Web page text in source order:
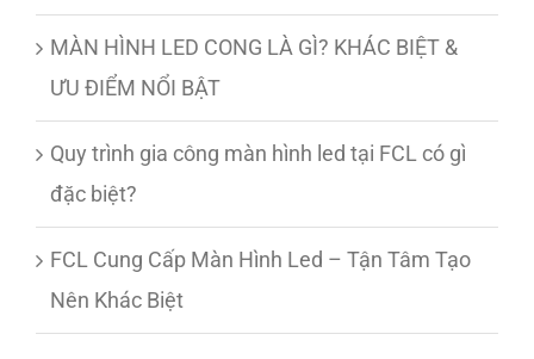
MÀN HÌNH LED CONG LÀ GÌ? KHÁC BIỆT &
ƯU ĐIỂM NỔI BẬT
Quy trình gia công màn hình led tại FCL có gì
đặc biệt?
FCL Cung Cấp Màn Hình Led – Tận Tâm Tạo
Nên Khác Biệt